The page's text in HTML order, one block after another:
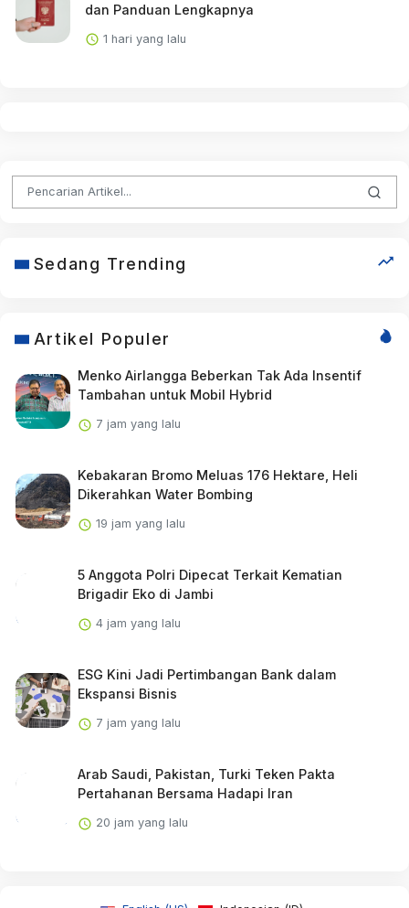
dan Panduan Lengkapnya
1 hari yang lalu
Sedang Trending
Artikel Populer
Menko Airlangga Beberkan Tak Ada Insentif
Tambahan untuk Mobil Hybrid
7 jam yang lalu
Kebakaran Bromo Meluas 176 Hektare, Heli
Dikerahkan Water Bombing
19 jam yang lalu
5 Anggota Polri Dipecat Terkait Kematian
Brigadir Eko di Jambi
4 jam yang lalu
ESG Kini Jadi Pertimbangan Bank dalam
Ekspansi Bisnis
7 jam yang lalu
Arab Saudi, Pakistan, Turki Teken Pakta
Pertahanan Bersama Hadapi Iran
20 jam yang lalu